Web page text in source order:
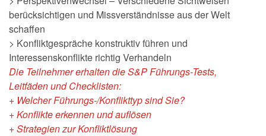
berücksichtigen und Missverständnisse aus der Welt
schaffen
> Konfliktgespräche konstruktiv führen und
Interessenskonflikte richtig Verhandeln
Die Teilnehmer erhalten die S&P Führungs-Tests,
Leitfäden und Checklisten:
+ Welcher Führungs-/Konflikttyp sind Sie?
+ Konflikte erkennen und auflösen
+ Strategien zur Konfliktlösung